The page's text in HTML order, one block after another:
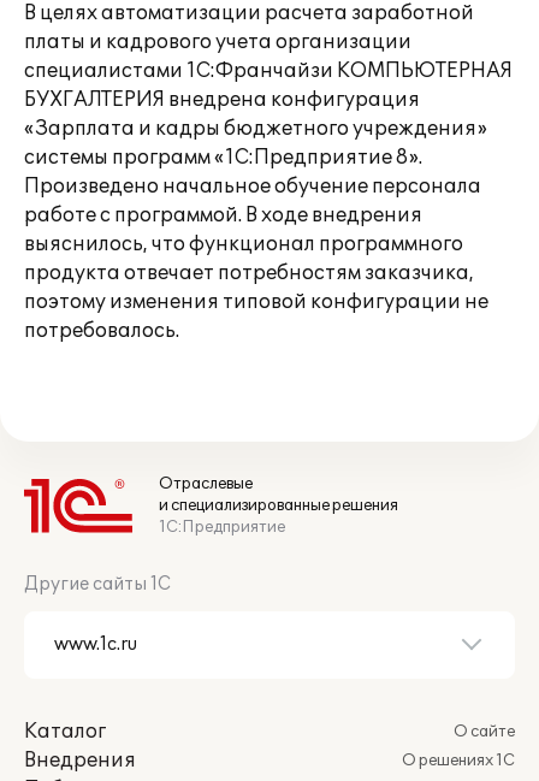
В целях автоматизации расчета заработной
платы и кадрового учета организации
специалистами 1С:Франчайзи КОМПЬЮТЕРНАЯ
БУХГАЛТЕРИЯ внедрена конфигурация
«Зарплата и кадры бюджетного учреждения»
системы программ «1С:Предприятие 8».
Произведено начальное обучение персонала
работе с программой. В ходе внедрения
выяснилось, что функционал программного
продукта отвечает потребностям заказчика,
поэтому изменения типовой конфигурации не
потребовалось.
Отраслевые
и специализированные решения
1С:Предприятие
Другие сайты 1С
Каталог
Внедрения
О сайте
О решениях 1С